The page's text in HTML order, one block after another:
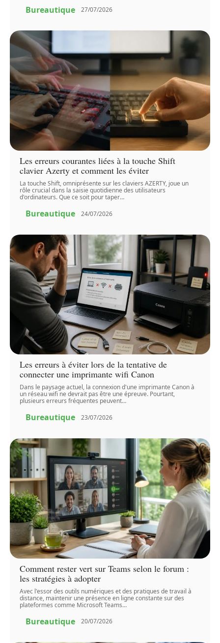
Bureautique 27/07/2026
Les erreurs courantes liées à la touche Shift
clavier Azerty et comment les éviter
La touche Shift, omniprésente sur les claviers AZERTY, joue un
rôle crucial dans la saisie quotidienne des utilisateurs
d'ordinateurs. Que ce soit pour taper…
Bureautique 24/07/2026
Les erreurs à éviter lors de la tentative de
connecter une imprimante wifi Canon
Dans le paysage actuel, la connexion d'une imprimante Canon à
un réseau wifi ne devrait pas être une épreuve. Pourtant,
plusieurs erreurs fréquentes peuvent…
Bureautique 23/07/2026
Comment rester vert sur Teams selon le forum :
les stratégies à adopter
Avec l'essor des outils numériques et des pratiques de travail à
distance, maintenir une présence en ligne constante sur des
plateformes comme Microsoft Teams…
Bureautique 20/07/2026